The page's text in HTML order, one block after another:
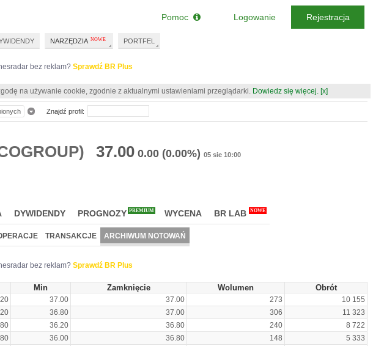
bez reklam? Sprawdź BR Plus
na używanie cookie, zgodnie z aktualnymi ustawieniami przeglądarki. Dowiedz się więcej. [x]
37.00 0.00 (0.00%) 05 sie 10:00
DYWIDENDY PROGNOZY PREMIUM WYCENA BR LAB NOWE
TRANSAKCJE ARCHIWUM NOTOWAŃ
bez reklam? Sprawdź BR Plus
Min Zamknięcie Wolumen Obrót
37.00 37.00 273
10 155
36.80 37.00 306
11 323
36.20 36.80 240
8 722
36.00 36.80 148
5 333
Znajdź profil:
NARZĘDZIA PORTFEL
Pomoc Logowanie Rejestracja